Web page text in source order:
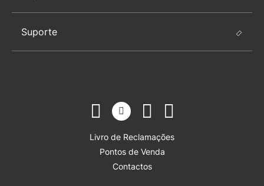
Suporte
Livro de Reclamações
Pontos de Venda
Contactos